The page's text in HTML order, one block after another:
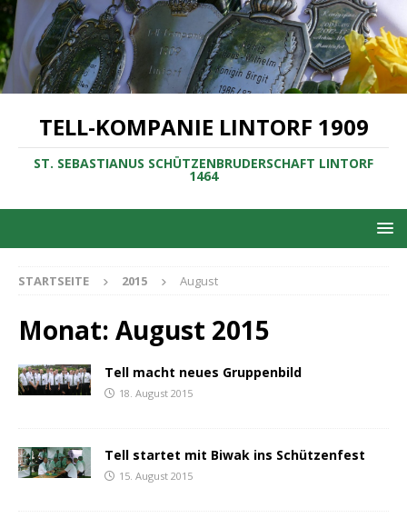
TELL-KOMPANIE LINTORF 1909
ST. SEBASTIANUS SCHÜTZENBRUDERSCHAFT LINTORF
1464
STARTSEITE 2015 August
Monat: August 2015
Tell macht neues Gruppenbild
18. August 2015
Tell startet mit Biwak ins Schützenfest
15. August 2015